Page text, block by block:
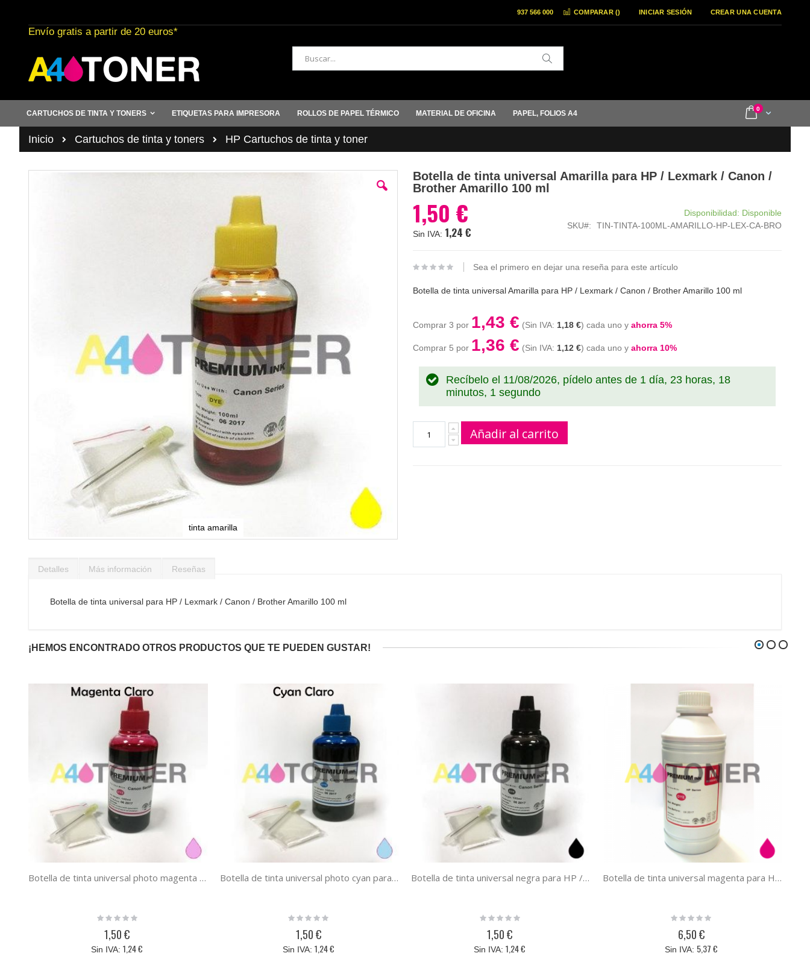
al
contenido
COMPARAR () INICIAR SESIÓN CREAR UNA CUENTA
937 566 000
Envío gratis a partir de 20 euros*
Buscar
Cart
0items
CARTUCHOS DE TINTA Y TONERS ETIQUETAS PARA IMPRESORA ROLLOS DE PAPEL TÉRMICO MATERIAL DE OFICINA PAPEL, FOLIOS A4
Inicio Cartuchos de tinta y toners HP Cartuchos de tinta y toner
tinta amarilla
comienzo
Botella de tinta universal Amarilla para HP / Lexmark / Canon /
Brother Amarillo 100 ml
1,50 €
1,24 €
Disponibilidad: Disponible
SKU
TIN-TINTA-100ML-AMARILLO-HP-LEX-CA-BRO
Sea el primero en dejar una reseña para este artículo
Botella de tinta universal Amarilla para HP / Lexmark / Canon / Brother Amarillo 100 ml
Comprar 3 por 1,43 € 1,18 € cada uno y ahorra 5%
Comprar 5 por 1,36 € 1,12 € cada uno y ahorra 10%
Recíbelo el 11/08/2026, pídelo antes de 1 día, 23 horas, 18
minutos
Añadir al carrito
Detalles
Botella de tinta universal para HP / Lexmark / Canon / Brother Amarillo 100 ml
Más información Reseñas
¡HEMOS ENCONTRADO OTROS PRODUCTOS QUE TE PUEDEN GUSTAR!
Botella de tinta universal photo magenta para HP / Lexmark / Canon / Brother photo magenta 100 ml
Rating:
1,50 €
1,24 €
Botella de tinta universal photo cyan para HP / Lexmark / Canon / Brother photo cyan 100 ml
Rating:
1,50 €
1,24 €
Botella de tinta universal negra para HP / Lexmark / Canon / Brother negro 100 ml
Rating:
1,50 €
1,24 €
Botella de tinta universal magenta para HP / Lexmark / Canon / Brother magenta 1000 ml
Rating:
6,50 €
5,37 €